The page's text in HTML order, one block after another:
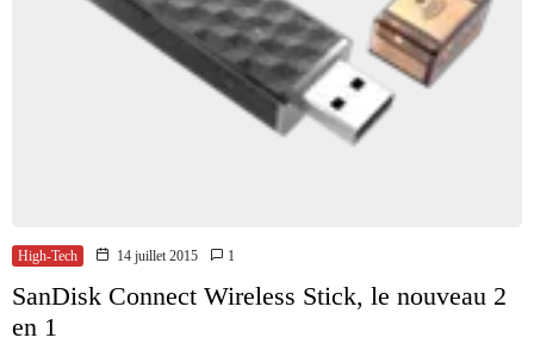
High-Tech 14 juillet 2015 1
SanDisk Connect Wireless Stick, le nouveau 2
en 1